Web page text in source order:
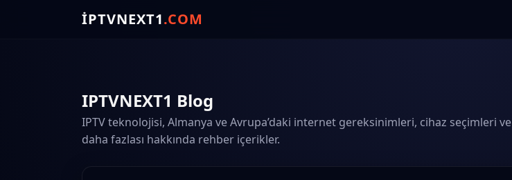
IPTVNEXT1.COM
IPTVNEXT1 Blog
IPTV teknolojisi, Almanya ve Avrupa’daki internet gereksinimleri, cihaz seçimleri ve
daha fazlası hakkında rehber içerikler.